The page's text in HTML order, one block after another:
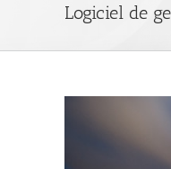
Logiciel de